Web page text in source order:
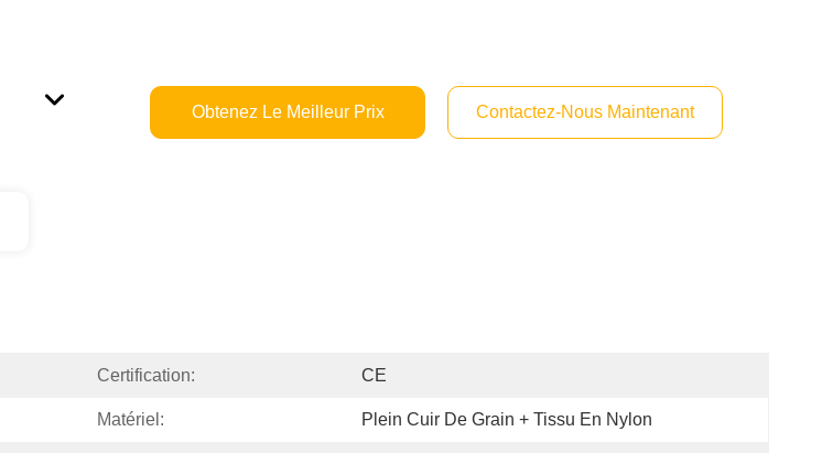
Obtenez Le Meilleur Prix Contactez-Nous Maintenant
Certification: CE
Matériel: Plein Cuir De Grain + Tissu En Nylon